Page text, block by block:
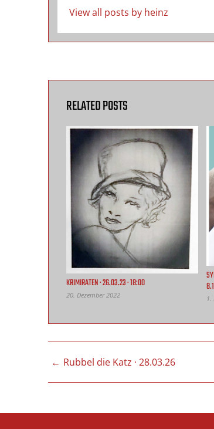
View all posts by heinz
RELATED POSTS
KRIMIRATEN · 26.03.23 · 18:00
20. Dezember 2022 1.
Rubbel die Katz · 28.03.26